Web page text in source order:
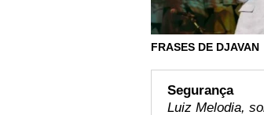
FRASES DE DJAVAN
Segurança
Luiz Melodia,